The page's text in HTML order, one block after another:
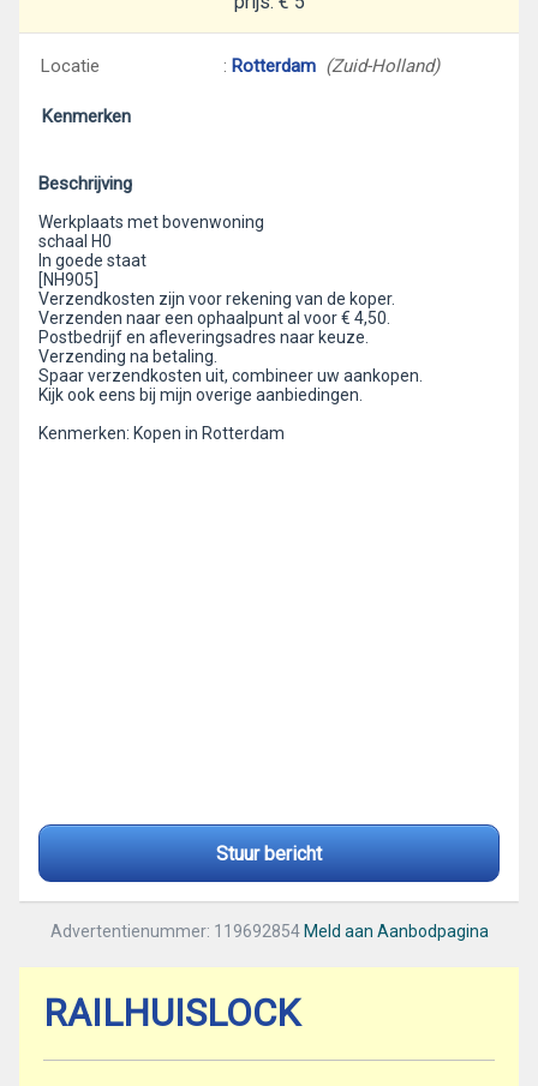
Locatie : Rotterdam (Zuid-Holland)
Kenmerken
Beschrijving
Werkplaats met bovenwoning
schaal H0
In goede staat
[NH905]
Verzendkosten zijn voor rekening van de koper.
Verzenden naar een ophaalpunt al voor € 4,50.
Postbedrijf en afleveringsadres naar keuze.
Verzending na betaling.
Spaar verzendkosten uit, combineer uw aankopen.
Kijk ook eens bij mijn overige aanbiedingen.
Kenmerken: Kopen in Rotterdam
Stuur bericht
Advertentienummer: 119692854 Meld aan Aanbodpagina
RAILHUISLOCK